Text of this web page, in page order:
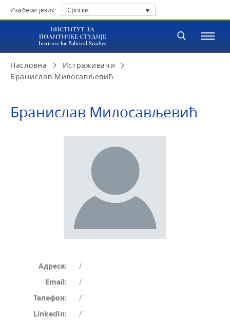
Изабери језик: Српски
ИНСТИТУТ ЗА
ПОЛИТИЧКЕ СТУДИЈЕ
Institute for Political Studies
Насловна
Истраживачи
Бранислав Милосављевић
Бранислав Милосављевић
Адреса:
/
Email:
/
Телефон:
/
LinkedIn:
/